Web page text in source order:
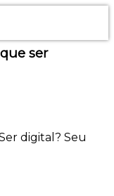
ser
digital? Seu